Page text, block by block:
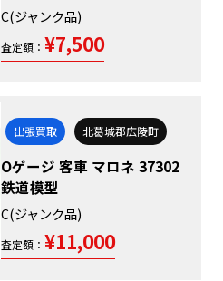
C(ジャンク品)
査定額： ¥7,500
出張買取 北葛城郡広陵町
Oゲージ 客車 マロネ 37302
鉄道模型
C(ジャンク品)
査定額： ¥11,000